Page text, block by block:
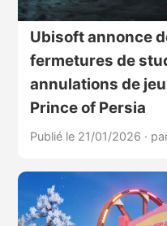
Ubisoft annonce
fermetures de
annulations de
Prince of Persia
Publié le 21/01/2026 ·